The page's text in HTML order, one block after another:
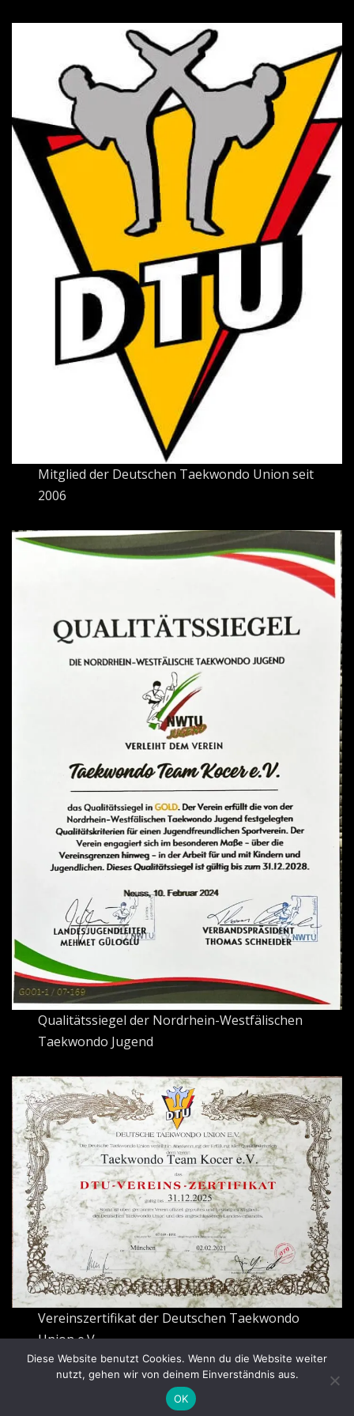
Mitglied der Deutschen Taekwondo Union seit
2006
Qualitätssiegel der Nordrhein-Westfälischen
Taekwondo Jugend
Vereinszertifikat der Deutschen Taekwondo
Union e.V.
Diese Website benutzt Cookies. Wenn du die Website weiter
nutzt, gehen wir von deinem Einverständnis aus.
OK